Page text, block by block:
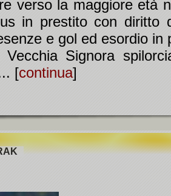
verso la maggiore età
in prestito con diritto
e gol ed esordio in
Signora
[continua]